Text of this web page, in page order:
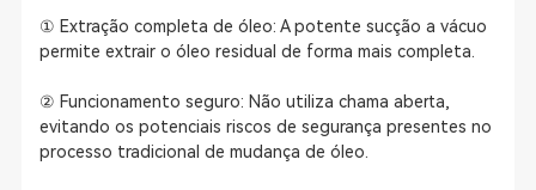
① Extração completa de óleo: A potente sucção a vácuo
permite extrair o óleo residual de forma mais completa.
② Funcionamento seguro: Não utiliza chama aberta,
evitando os potenciais riscos de segurança presentes no
processo tradicional de mudança de óleo.